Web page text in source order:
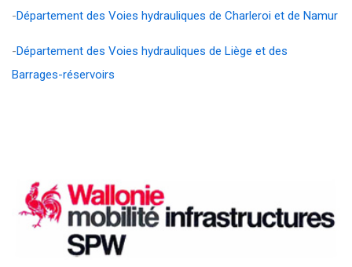
-Département des Voies hydrauliques de Charleroi et de Namur
-Département des Voies hydrauliques de Liège et des
Barrages-réservoirs